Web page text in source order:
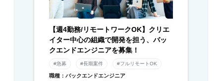
【週4勤務/リモートワークOK】クリエ
イター中心の組織で開発を担う、バッ
クエンドエンジニアを募集！
#急募 #長期案件 #フルリモートOK
職種：バックエンドエンジニア